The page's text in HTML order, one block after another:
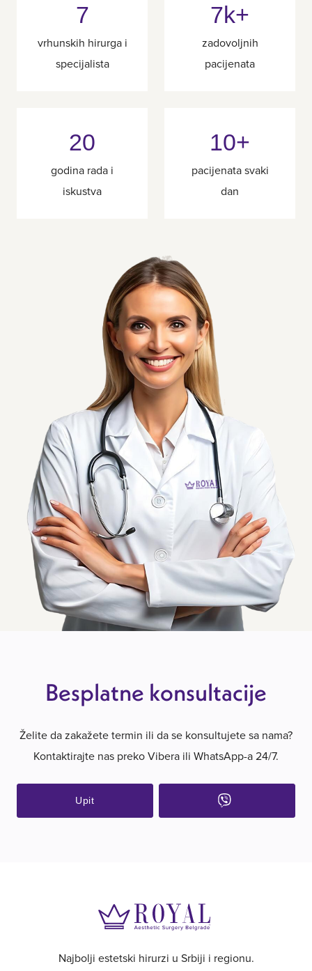
7
vrhunskih hirurga i
specijalista
7k+
zadovoljnih
pacijenata
20
godina rada i
iskustva
10+
pacijenata svaki
dan
Besplatne konsultacije
Želite da zakažete termin ili da se konsultujete sa nama?
Kontaktirajte nas preko Vibera ili WhatsApp-a 24/7.
Upit
Najbolji estetski hirurzi u Srbiji i regionu.